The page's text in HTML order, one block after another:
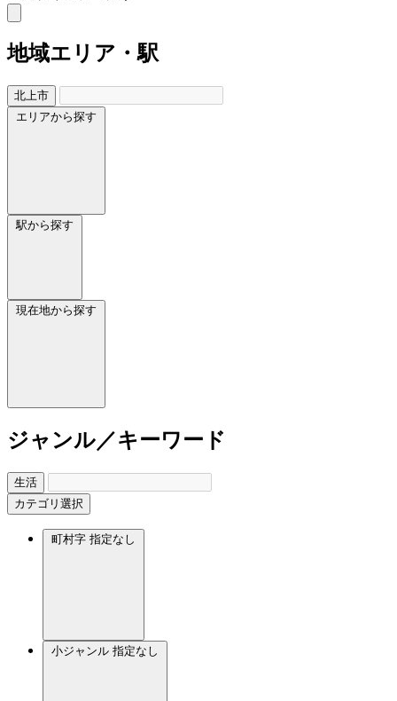
地域エリア・駅
北上市
エリアから探す
駅から探す
現在地から探す
ジャンル／キーワード
生活
カテゴリ選択
町村字 指定なし
小ジャンル 指定なし